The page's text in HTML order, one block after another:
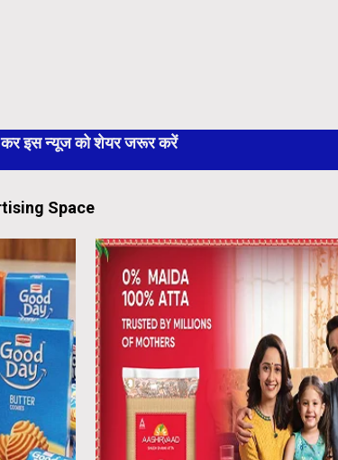
इस न्यूज को शेयर जरूर करें
Space